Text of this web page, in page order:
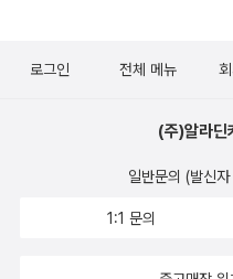
로그인 전체 메뉴
(주)알라딘
일반문의 (발신자
1:1 문의